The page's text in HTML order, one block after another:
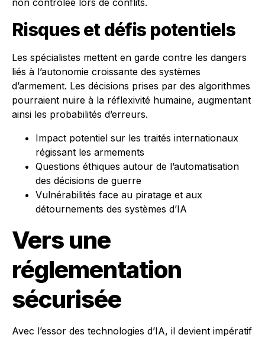
Risques et défis potentiels
Les spécialistes mettent en garde contre les dangers
liés à l’autonomie croissante des systèmes
d’armement. Les décisions prises par des algorithmes
pourraient nuire à la réflexivité humaine, augmentant
ainsi les probabilités d’erreurs.
Impact potentiel sur les traités internationaux
régissant les armements
Questions éthiques autour de l’automatisation
des décisions de guerre
Vulnérabilités face au piratage et aux
détournements des systèmes d’IA
Vers une
réglementation
sécurisée
Avec l’essor des technologies d’IA, il devient impératif